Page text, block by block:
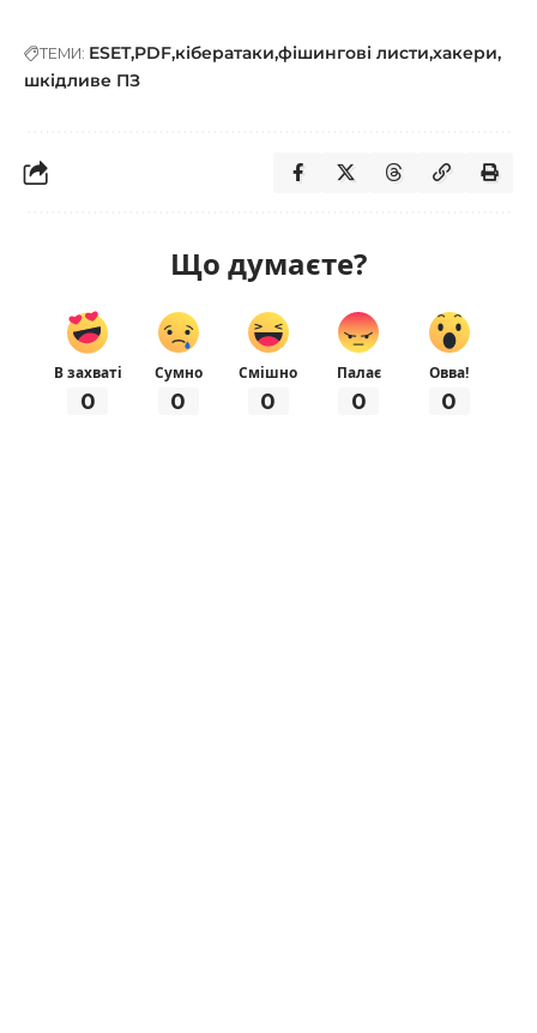
ТЕМИ: ESET PDF кібератаки фішингові листи хакери
шкідливе ПЗ
Що думаєте?
В захваті
0
Сумно
0
Смішно
0
Палає
0
Овва!
0